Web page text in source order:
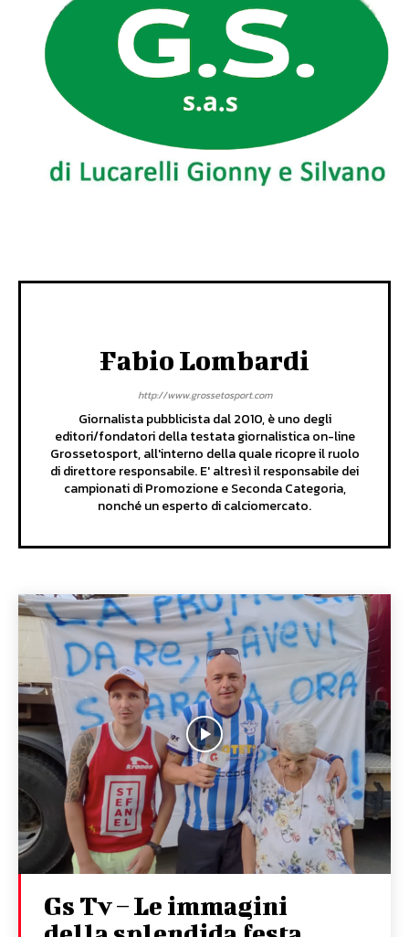
Fabio Lombardi
http://www.grossetosport.com
Giornalista pubblicista dal 2010, è uno degli
editori/fondatori della testata giornalistica on-line
Grossetosport, all'interno della quale ricopre il ruolo
di direttore responsabile. E' altresì il responsabile dei
campionati di Promozione e Seconda Categoria,
nonché un esperto di calciomercato.
Gs Tv – Le immagini